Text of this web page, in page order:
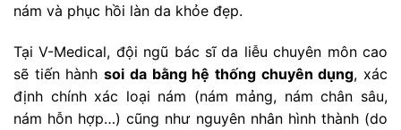
nám và phục hồi làn da khỏe đẹp.
Tại V-Medical, đội ngũ bác sĩ da liễu chuyên môn cao
sẽ tiến hànhsoi da bằng hệ thống chuyên dụng, xác
định chính xác loại nám (nám mảng, nám chân sâu,
nám hỗn hợp…) cũng như nguyên nhân hình thành (do